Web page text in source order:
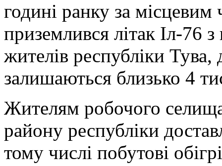
годині ранку за
приземлився літак Іл-76
жителів республіки Тува,
залишаються близько 4
Жителям робочого
району республіки
тому числі побутові